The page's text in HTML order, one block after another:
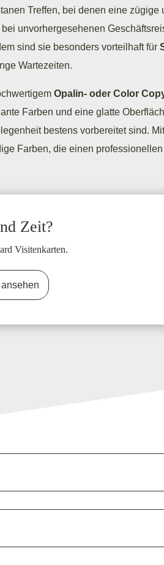
Treffen, bei denen eine zügige
bei unvorhergesehenen
sind sie besonders vorteilhaft für
Wartezeiten.
Opalin- oder Color
Farben und eine glatte
bestens vorbereitet sind.
Farben, die einen
Zeit?
Visitenkarten.